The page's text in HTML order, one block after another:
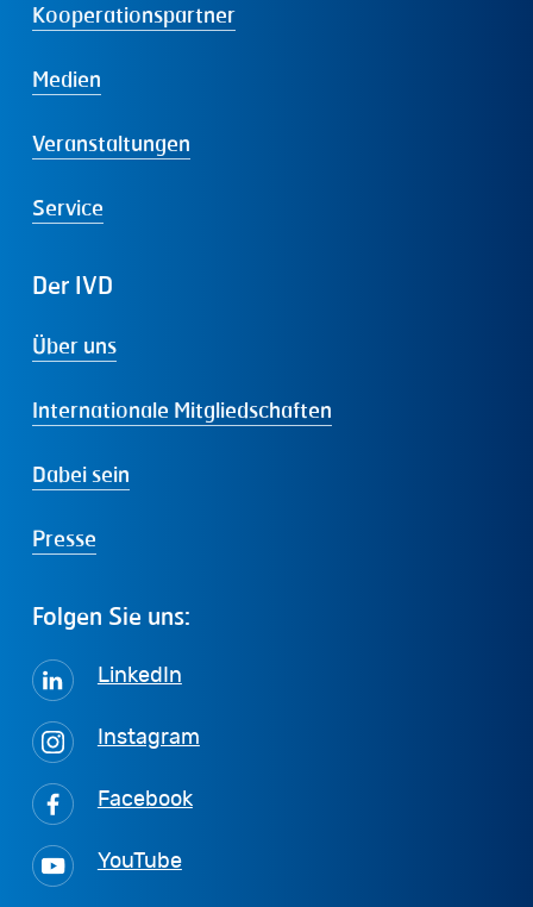
Kooperationspartner
Medien
Veranstaltungen
Service
Der IVD
Über uns
Internationale Mitgliedschaften
Dabei sein
Presse
Folgen Sie uns:
LinkedIn
Instagram
Facebook
YouTube